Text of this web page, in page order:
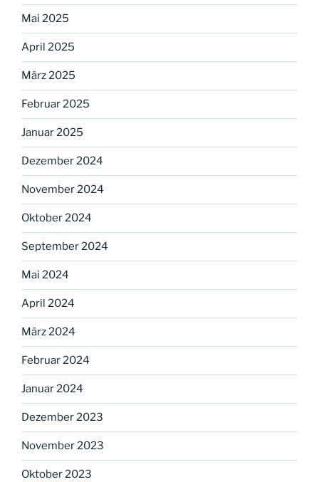
Mai 2025
April 2025
März 2025
Februar 2025
Januar 2025
Dezember 2024
November 2024
Oktober 2024
September 2024
Mai 2024
April 2024
März 2024
Februar 2024
Januar 2024
Dezember 2023
November 2023
Oktober 2023